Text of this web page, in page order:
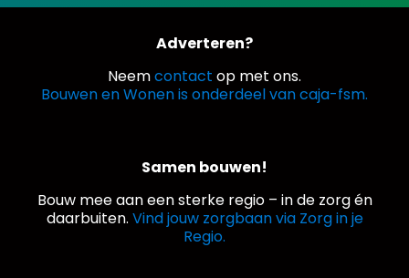
Adverteren?
Neemcontact op met ons.
Bouwen en Wonen is onderdeel van caja-fsm.
Samen bouwen!
Bouw mee aan een sterke regio – in de zorg én
daarbuiten. Vind jouw zorgbaan via Zorg in je
Regio.